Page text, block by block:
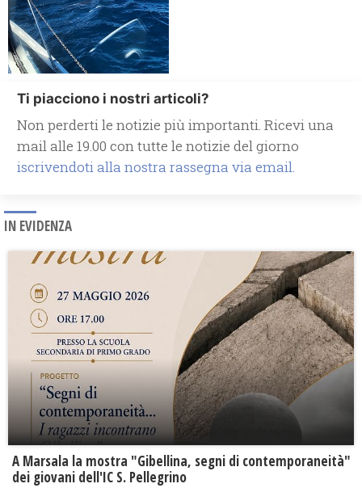
Ti piacciono i nostri articoli?
Non perderti le notizie più importanti. Ricevi una
mail alle 19.00 con tutte le notizie del giorno
iscrivendoti alla nostra rassegna via email.
IN EVIDENZA
A Marsala la mostra "Gibellina, segni di contemporaneità"
dei giovani dell'IC S. Pellegrino